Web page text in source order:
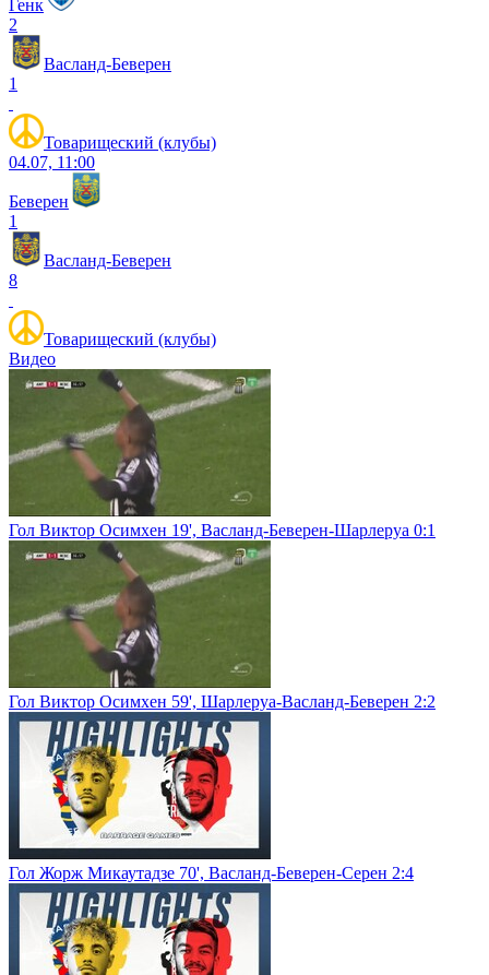
Генк
2
Васланд-Беверен
1
Товарищеский (клубы)
04.07, 11:00
Беверен
1
Васланд-Беверен
8
Товарищеский (клубы)
Видео
Гол Виктор Осимхен 19', Васланд-Беверен-Шарлеруа 0:1
Гол Виктор Осимхен 59', Шарлеруа-Васланд-Беверен 2:2
Гол Жорж Микаутадзе 70', Васланд-Беверен-Серен 2:4